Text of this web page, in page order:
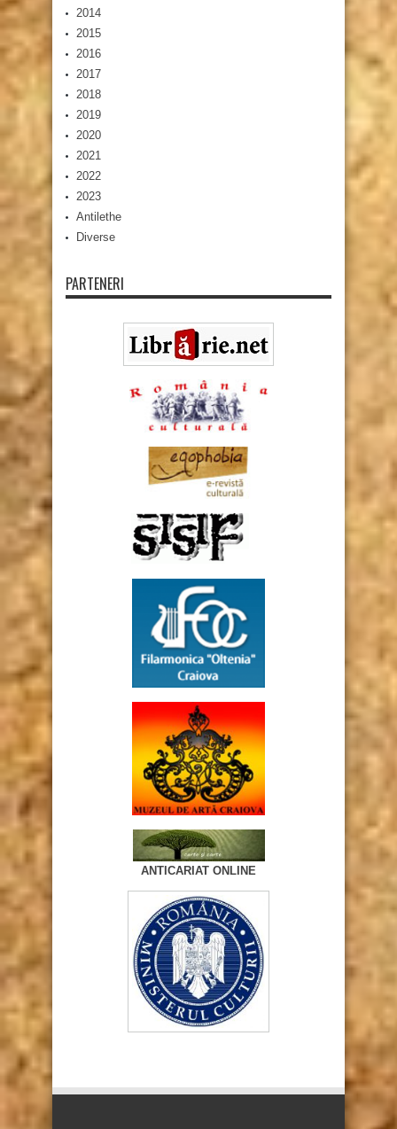
2014
2015
2016
2017
2018
2019
2020
2021
2022
2023
Antilethe
Diverse
PARTENERI
ANTICARIAT ONLINE